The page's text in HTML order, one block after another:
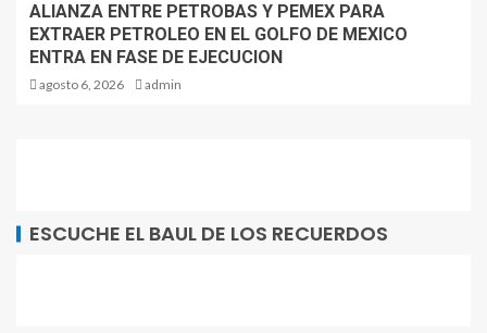
ALIANZA ENTRE PETROBAS Y PEMEX PARA
EXTRAER PETROLEO EN EL GOLFO DE MEXICO
ENTRA EN FASE DE EJECUCION
agosto 6, 2026 admin
ESCUCHE EL BAUL DE LOS RECUERDOS